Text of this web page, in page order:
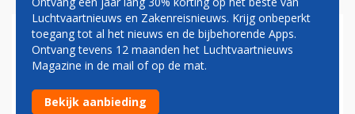
EMBRAER BLIJFT BEZORGD
OVER HANDELSKLIMAAT MET
VS
Luchtvaartnieuws en Zakenreisnieuws. Krijg onbeperkt
toegang tot al het nieuws en de bijbehorende Apps.
Ontvang tevens 12 maanden het Luchtvaartnieuws
Magazine in de mail of op de mat.
Bekijk aanbieding